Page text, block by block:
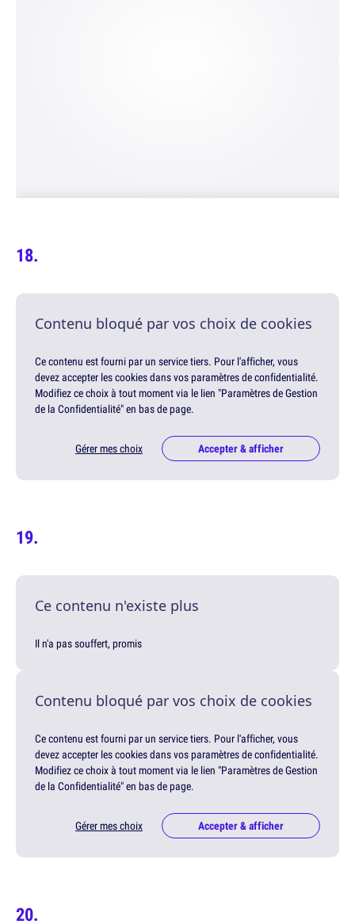
Contenu bloqué par vos choix de cookies
Ce contenu est fourni par un service tiers. Pour l'afficher, vous
devez accepter les cookies dans vos paramètres de confidentialité.
Modifiez ce choix à tout moment via le lien "Paramètres de Gestion
de la Confidentialité" en bas de page.
Gérer mes choix Accepter & afficher
Ce contenu n'existe plus
Il n'a pas souffert, promis
Contenu bloqué par vos choix de cookies
Ce contenu est fourni par un service tiers. Pour l'afficher, vous
devez accepter les cookies dans vos paramètres de confidentialité.
Modifiez ce choix à tout moment via le lien "Paramètres de Gestion
de la Confidentialité" en bas de page.
Gérer mes choix Accepter & afficher